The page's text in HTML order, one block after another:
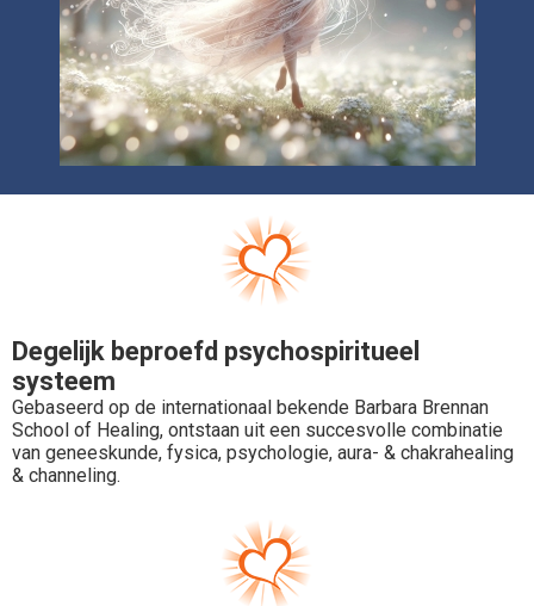
Degelijk beproefd psychospiritueel
systeem
Gebaseerd op de internationaal bekende Barbara Brennan
School of Healing, ontstaan uit een succesvolle combinatie
van geneeskunde, fysica, psychologie, aura- & chakrahealing
& channeling.